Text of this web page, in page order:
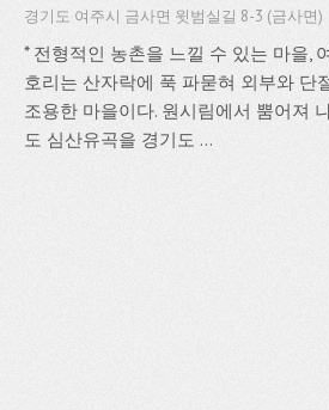
경기도 여주시 금사면 윗범실길 8-3 (금사면)
* 전형적인 농촌을 느낄 수 있는 마을,
호리는 산자락에 푹 파묻혀 외부와 단
조용한 마을이다. 원시림에서 뿜어져
도 심산유곡을 경기도 ...